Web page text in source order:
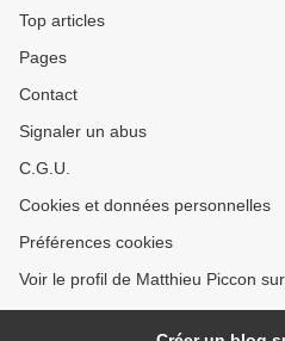
Top articles
Pages
Contact
Signaler un abus
C.G.U.
Cookies et données personnelles
Préférences cookies
Voir le profil de Matthieu Piccon